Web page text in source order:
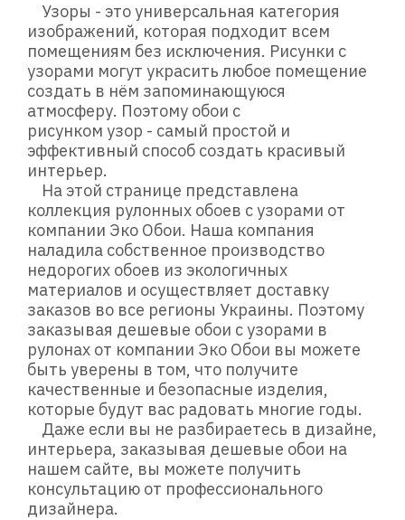
Узоры - это универсальная категория
изображений, которая подходит всем
помещениям без исключения. Рисунки с
узорами могут украсить любое помещение
создать в нём запоминающуюся
атмосферу. Поэтому обои с
рисунком узор - самый простой и
эффективный способ создать красивый
интерьер.
На этой странице представлена
коллекция рулонных обоев с узорами от
компании Эко Обои. Наша компания
наладила собственное производство
недорогих обоев из экологичных
материалов и осуществляет доставку
заказов во все регионы Украины. Поэтому
заказывая дешевые обои с узорами в
рулонах от компании Эко Обои вы можете
быть уверены в том, что получите
качественные и безопасные изделия,
которые будут вас радовать многие годы.
Даже если вы не разбираетесь в дизайне,
интерьера, заказывая дешевые обои на
нашем сайте, вы можете получить
консультацию от профессионального
дизайнера.